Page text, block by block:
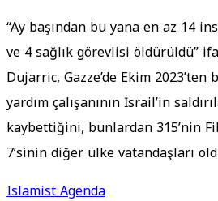
“Ay başından bu yana en az 14
ve 4 sağlık görevlisi öldürüldü”
Dujarric, Gazze’de Ekim
yardım çalışanının İsrail’in
kaybettiğini, bunlardan 315’nin
7’sinin diğer ülke vatandaşları
Islamist Agenda